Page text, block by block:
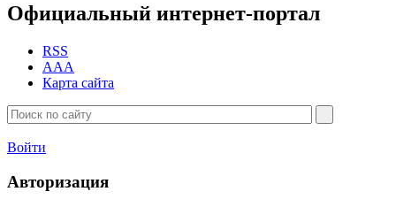
Официальный интернет-портал
RSS
AAA
Карта сайта
Войти
Авторизация